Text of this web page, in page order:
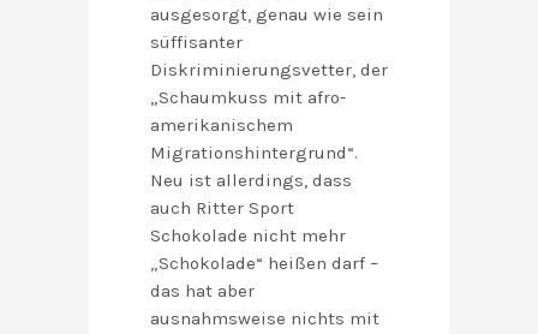
ausgesorgt, genau wie sein
süffisanter
Diskriminierungsvetter, der
„Schaumkuss mit afro-
amerikanischem
Migrationshintergrund“.
Neu ist allerdings, dass
auch Ritter Sport
Schokolade nicht mehr
„Schokolade“ heißen darf –
das hat aber
ausnahmsweise nichts mit